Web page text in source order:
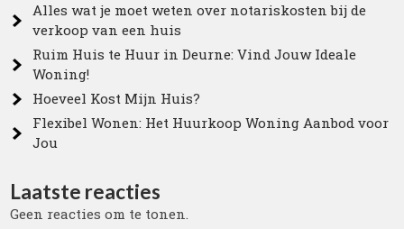
Alles wat je moet weten over notariskosten bij de
verkoop van een huis
Ruim Huis te Huur in Deurne: Vind Jouw Ideale
Woning!
Hoeveel Kost Mijn Huis?
Flexibel Wonen: Het Huurkoop Woning Aanbod voor
Jou
Laatste reacties
Geen reacties om te tonen.